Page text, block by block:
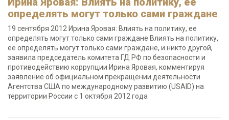
определять могут только сами граждане
19 сентября 2012 Ирина Яровая: Влиять на политику, ее
определять могут только сами граждане Влиять на политику,
ее определять могут только сами граждане, и никто другой,
заявила председатель комитета ГД РФ по безопасности и
противодействию коррупции Ирина Яровая, комментируя
заявление об официальном прекращении деятельности
Агентства США по международному развитию (USAID) на
территории России с 1 октября 2012 года